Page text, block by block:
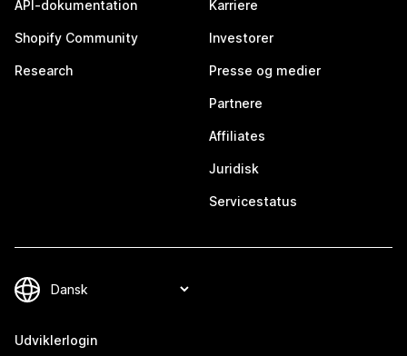
API-dokumentation
Shopify Community
Research
Karriere
Investorer
Presse og medier
Partnere
Affiliates
Juridisk
Servicestatus
Udviklerlogin